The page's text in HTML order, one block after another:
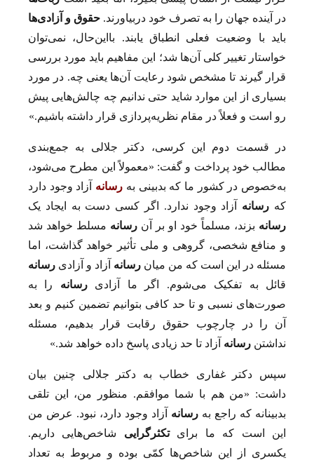
در آینده جهان را به تصرف خود دربیاورند. حقوق و آزادی‌ها
باید با وضعیت فعلی انطباق یابند. بااین‌حال، نمی‌توان
خواستار تغییر کلی آن‌ها شد؛ این مفاهیم باید مورد بررسی
قرار گیرند تا مشخص شود رعایت آن‌ها یعنی چه. در مورد
بسیاری از این موارد شاید حتی ندانیم چه چالش‌هایی پیش
رو است و فعلاً در مقام نظریه‌پردازی قرار داشته باشیم.»
در قسمت دوم این کرسی، دکتر جلالی به جمع‌بندی
مطالب خود پرداخت و گفت: «معمولاً این مطرح می‌شود،
به‌خصوص در کشور ما که بدبینی به رسانه
آزاد وجود دارد
که رسانه آزاد وجود ندارد. اگر کسی دست به ایجاد یک
رسانه بزند، مسلماً خود او بر آن رسانه مسلط خواهد شد
و منافع شخصی، گروهی و ملی تأثیر خواهد گذاشت، اما
مسئله در این است که من میان رسانه آزاد و آزادی رسانه
قائل به تفکیک می‌شوم. اگر ما آزادیرسانه را به
صورت‌های نسبی و تا حد کافی بتوانیم تضمین کنیم و بعد
آن را در چارچوب حقوق رقابت قرار بدهیم، مسئله
نداشتن رسانه آزاد تا حد زیادی پاسخ داده خواهد شد.»
سپس دکتر غفاری خطاب به دکتر جلالی چنین بیان
داشت: «من هم با شما موافقم. منظور من، این تلقی
بدبینانه که راجع ‌به رسانه آزاد وجود دارد، نبود. عرض من
این است که ما برایتکثرگرایی شاخص‌هایی داریم.
یکسری از این شاخص‌ها کمّی بوده و مربوط به تعداد